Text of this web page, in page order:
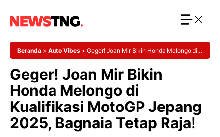
Beranda > Auto Vibes > Geger! Joan Mir Bikin Honda Melongo di
Geger! Joan Mir Bikin
Honda Melongo di
Kualifikasi MotoGP Jepang
2025, Bagnaia Tetap Raja!